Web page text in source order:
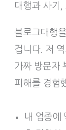
대행과 사기,
블로그대행
겁니다. 저
가짜 방문자
피해를 경험
내 업종에